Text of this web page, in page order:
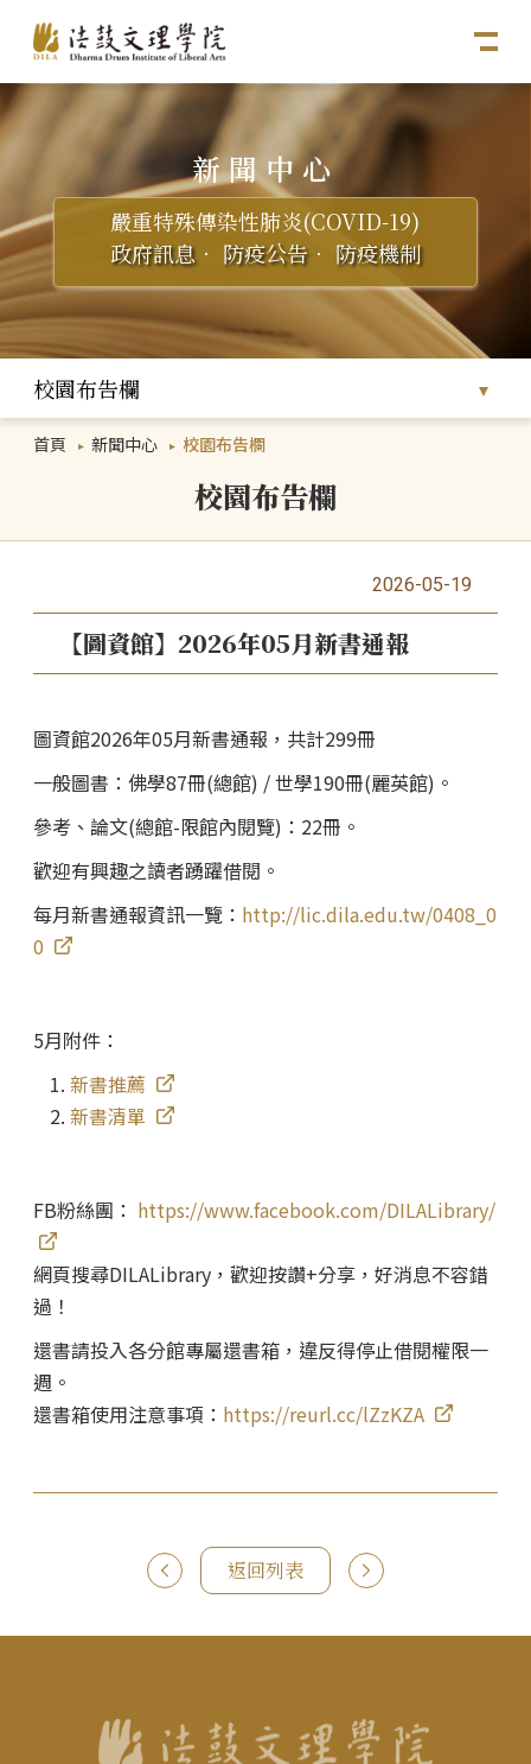
新聞中心
嚴重特殊傳染性肺炎(COVID-19)
政府訊息． 防疫公告． 防疫機制
校園布告欄
首頁 新聞中心 校園布告欄
校園布告欄
2026-05-19
【圖資館】2026年05月新書通報
圖資館2026年05月新書通報，共計299冊
一般圖書：佛學87冊(總館) / 世學190冊(麗英館)。
參考、論文(總館-限館內閱覽)：22冊。
歡迎有興趣之讀者踴躍借閱。
每月新書通報資訊一覽： http://lic.dila.edu.tw/0408_0
0
5月附件：
1.新書推薦
2.新書清單
FB粉絲團： https://www.facebook.com/DILALibrary/
網頁搜尋DILALibrary，歡迎按讚+分享，好消息不容錯
過！
還書請投入各分館專屬還書箱，違反得停止借閱權限一
週。
還書箱使用注意事項： https://reurl.cc/lZzKZA
返回列表